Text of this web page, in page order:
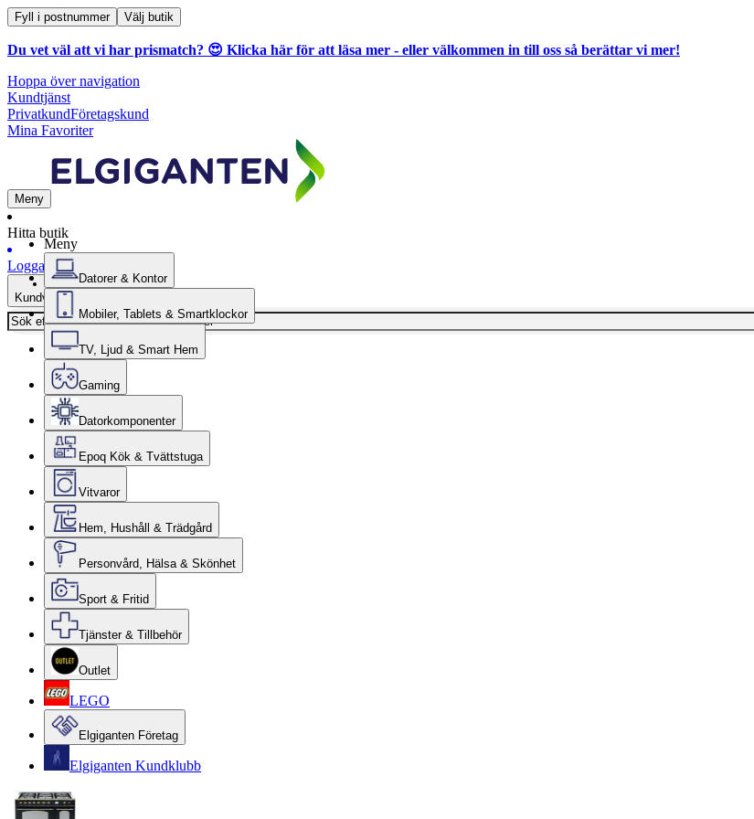
Fyll i postnummer Välj butik
Du vet väl att vi har prismatch? 😍 Klicka här för att läsa mer - eller välkommen in till oss så berättar vi mer!
Hoppa över navigation
Kundtjänst
PrivatkundFöretagskund
Mina Favoriter
Meny
Hitta butik
Logga in
Kundvagn
Meny
Datorer & Kontor
Mobiler, Tablets & Smartklockor
TV, Ljud & Smart Hem
Gaming
Datorkomponenter
Epoq Kök & Tvättstuga
Vitvaror
Hem, Hushåll & Trädgård
Personvård, Hälsa & Skönhet
Sport & Fritid
Tjänster & Tillbehör
Outlet
LEGO
Elgiganten Företag
Elgiganten Kundklubb